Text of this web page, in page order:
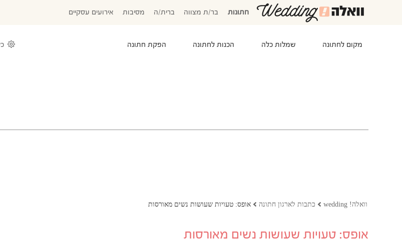
חתונות בר/ת מצווה ברית/ה מסיבות אירועים עסקיים
מקום לחתונה שמלות כלה הכנות לחתונה הפקת חתונה
וואלה! wedding כתבות לארגון חתונה אופס: טעויות שעושות נשים מאורסות
אופס: טעויות שעושות נשים מאורסות